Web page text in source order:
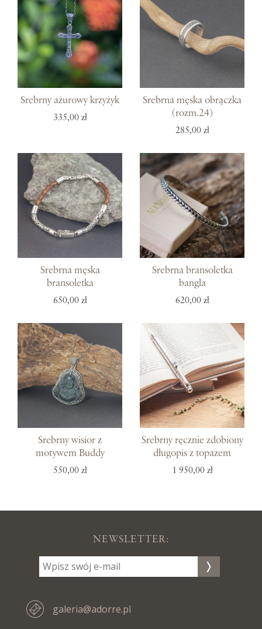
Srebrny ażurowy krzyżyk
335,00 zł
Srebrna męska obrączka
(rozm.24)
285,00 zł
Srebrna męska
bransoletka
650,00 zł
Srebrna bransoletka
bangla
620,00 zł
Srebrny wisior z
motywem Buddy
550,00 zł
Srebrny ręcznie zdobiony
długopis z topazem
1 950,00 zł
NEWSLETTER:
galeria@adorre.pl